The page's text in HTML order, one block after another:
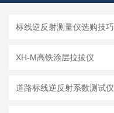
标线逆反射测量仪选购技巧
XH-M高铁涂层拉拔仪